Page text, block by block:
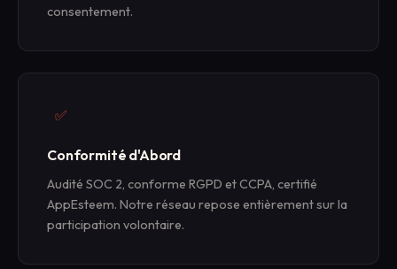
consentement.
✅
Conformité d'Abord
Audité SOC 2, conforme RGPD et CCPA, certifié
AppEsteem. Notre réseau repose entièrement sur la
participation volontaire.